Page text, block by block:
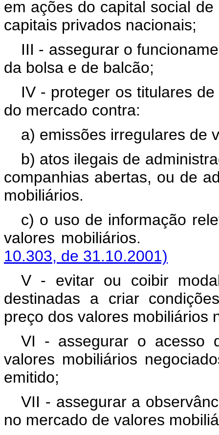
em ações do capital social
capitais privados nacionais;
III - assegurar o
da bolsa e de balcão;
IV - proteger os titulares
do mercado contra:
a) emissões irregulares de
b) atos ilegais de
companhias abertas, ou de
mobiliários.
c) o uso de informação
valores
10.303, de 31.10.2001)
V - evitar ou coibir
destinadas a criar
preço dos valores mobiliários
VI - assegurar o acesso
valores mobiliários
emitido;
VII - assegurar a
no mercado de valores